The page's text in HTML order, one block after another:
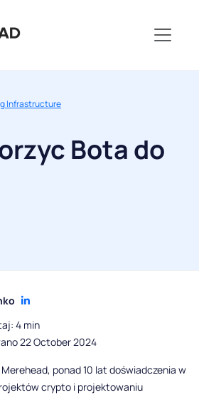
Infrastructure
Bota do
4 min
22 October 2024
Merehead, ponad 10 lat doświadczenia w
crypto i projektowaniu